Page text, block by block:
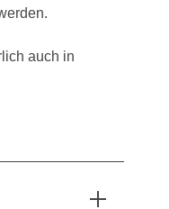
auch in